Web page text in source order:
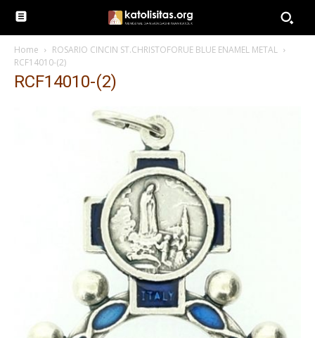
Home
ROSARIO CINCIN ST.CHRISTOFORUE BLUE ENAMEL METAL
RCF14010-(2)
RCF14010-(2)